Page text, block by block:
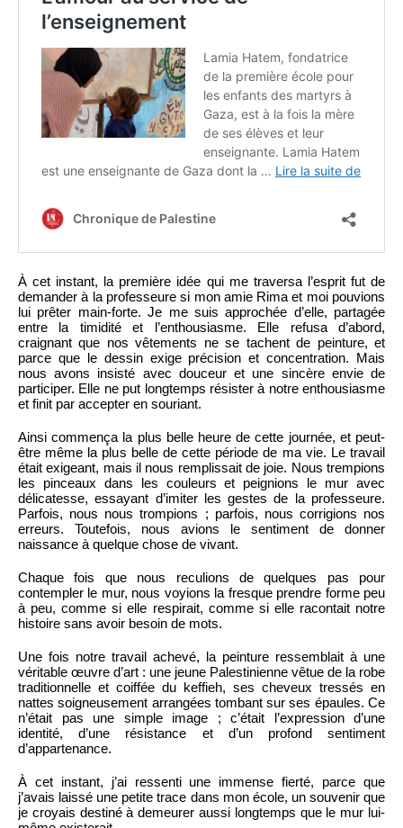
À cet instant, la première idée qui me traversa l’esprit fut de
demander à la professeure si mon amie Rima et moi pouvions
lui prêter main-forte. Je me suis approchée d’elle, partagée
entre la timidité et l’enthousiasme. Elle refusa d’abord,
craignant que nos vêtements ne se tachent de peinture, et
parce que le dessin exige précision et concentration. Mais
nous avons insisté avec douceur et une sincère envie de
participer. Elle ne put longtemps résister à notre enthousiasme
et finit par accepter en souriant.
Ainsi commença la plus belle heure de cette journée, et peut-
être même la plus belle de cette période de ma vie. Le travail
était exigeant, mais il nous remplissait de joie. Nous trempions
les pinceaux dans les couleurs et peignions le mur avec
délicatesse, essayant d’imiter les gestes de la professeure.
Parfois, nous nous trompions ; parfois, nous corrigions nos
erreurs. Toutefois, nous avions le sentiment de donner
naissance à quelque chose de vivant.
Chaque fois que nous reculions de quelques pas pour
contempler le mur, nous voyions la fresque prendre forme peu
à peu, comme si elle respirait, comme si elle racontait notre
histoire sans avoir besoin de mots.
Une fois notre travail achevé, la peinture ressemblait à une
véritable œuvre d’art : une jeune Palestinienne vêtue de la robe
traditionnelle et coiffée du keffieh, ses cheveux tressés en
nattes soigneusement arrangées tombant sur ses épaules. Ce
n’était pas une simple image ; c’était l’expression d’une
identité, d’une résistance et d’un profond sentiment
d’appartenance.
À cet instant, j’ai ressenti une immense fierté, parce que
j’avais laissé une petite trace dans mon école, un souvenir que
je croyais destiné à demeurer aussi longtemps que le mur lui-